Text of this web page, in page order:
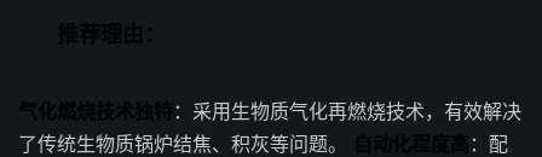
推荐理由：
气化燃烧技术独特：采用生物质气化再燃烧技术，有效解决
了传统生物质锅炉结焦、积灰等问题。
自动化程度高 ：配